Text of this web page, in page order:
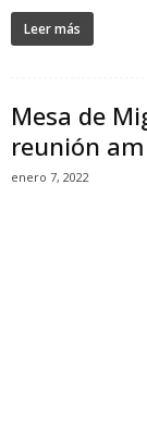
Leer más
Mesa de
reunión
enero 7, 2022